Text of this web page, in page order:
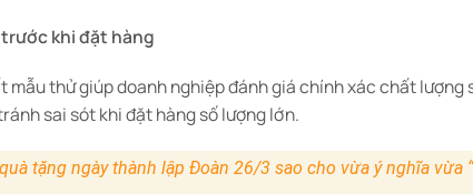
khi đặt hàng
mẫu thử giúp doanh nghiệp đánh giá chính xác chất
sai sót khi đặt hàng số lượng lớn.
tặng ngày thành lập Đoàn 26/3 sao cho vừa ý nghĩa vừa